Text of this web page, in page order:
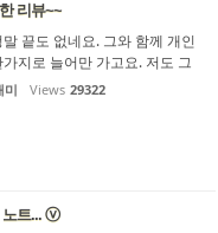
리뷰~~
끝도 없네요. 그와 함께 개인
지로 늘어만 가고요. 저도 그
폰에 사용해왔는데 워낙 넣
항상 모자르더라고요. 그
고 네이버 쇼핑링크 타고가셔
미 Views 29322
노트... ⓥ